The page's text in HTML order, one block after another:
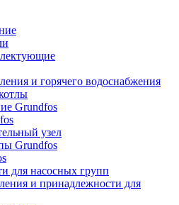
и горячего водоснабжения
Grundfos
узел
Grundfos
для насосных групп
и принадлежности для